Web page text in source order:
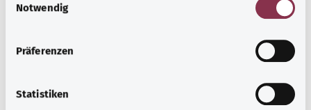
Notwendig
Präferenzen
Statistiken
Mehr erfahren